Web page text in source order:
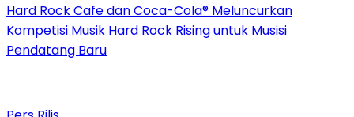
Hard Rock Cafe dan Coca-Cola® Meluncurkan
Kompetisi Musik Hard Rock Rising untuk Musisi
Pendatang Baru